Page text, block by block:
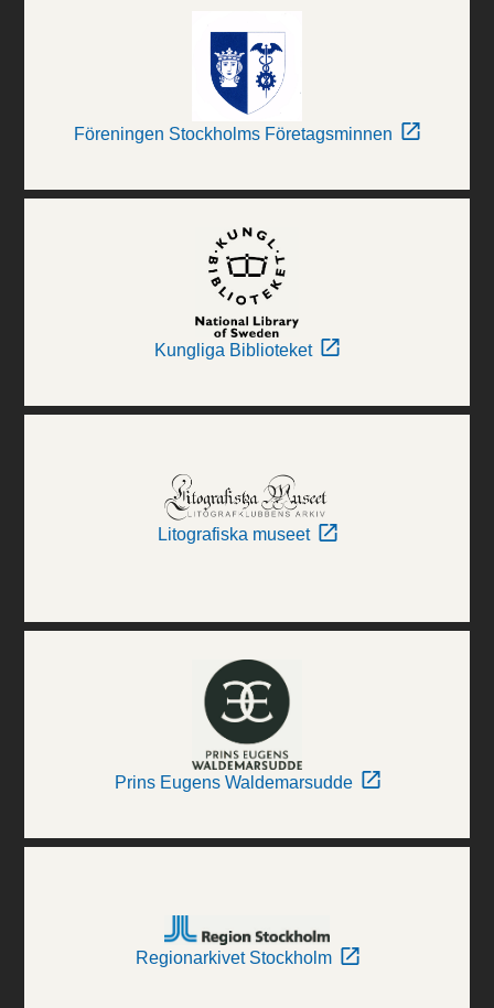
Föreningen Stockholms Företagsminnen
Kungliga Biblioteket
Litografiska museet
Prins Eugens Waldemarsudde
Regionarkivet Stockholm